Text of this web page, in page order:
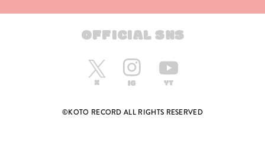
OFFICIAL SNS
©KOTO RECORD ALL RIGHTS RESERVED